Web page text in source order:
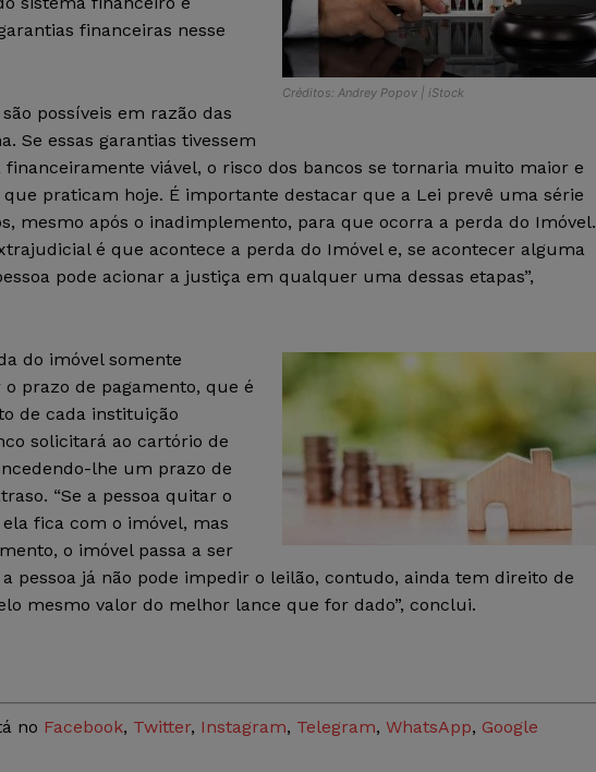
Créditos: Andrey Popov | iStock
financeiras nesse
possíveis em razão das
Se essas garantias tivessem
viável, o risco dos bancos se tornaria muito maior e
praticam hoje. É importante destacar que a Lei prevê uma série
mesmo após o inadimplemento, para que ocorra a perda do Imóvel.
é que acontece a perda do Imóvel e, se acontecer alguma
pode acionar a justiça em qualquer uma dessas etapas”,
do imóvel somente
prazo de pagamento, que é
de cada instituição
solicitará ao cartório de
lhe um prazo de
“Se a pessoa quitar o
fica com o imóvel, mas
o imóvel passa a ser
pessoa já não pode impedir o leilão, contudo, ainda tem direito de
mesmo valor do melhor lance que for dado”, conclui.
no Facebook, Twitter, Instagram, Telegram, WhatsApp, Google